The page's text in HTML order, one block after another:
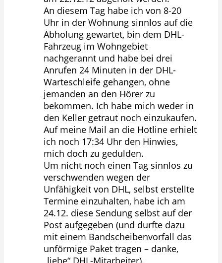
An diesem Tag habe ich von 8-20
Uhr in der Wohnung sinnlos auf die
Abholung gewartet, bin dem DHL-
Fahrzeug im Wohngebiet
nachgerannt und habe bei drei
Anrufen 24 Minuten in der DHL-
Warteschleife gehangen, ohne
jemanden an den Hörer zu
bekommen. Ich habe mich weder in
den Keller getraut noch einzukaufen.
Auf meine Mail an die Hotline erhielt
ich noch 17:34 Uhr den Hinwies,
mich doch zu gedulden.
Um nicht noch einen Tag sinnlos zu
verschwenden wegen der
Unfähigkeit von DHL, selbst erstellte
Termine einzuhalten, habe ich am
24.12. diese Sendung selbst auf der
Post aufgegeben (und durfte dazu
mit einem Bandscheibenvorfall das
unförmige Paket tragen – danke,
„liebe“ DHL-Mitarbeiter).